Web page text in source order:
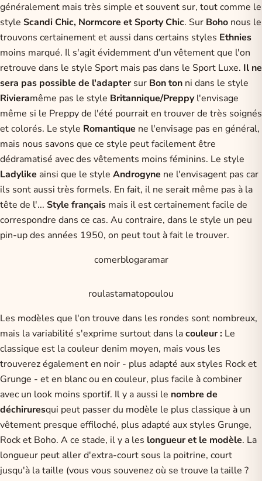
généralement mais très simple et souvent sur, tout comme le
style Scandi Chic, Normcore et Sporty Chic. Sur Boho nous le
trouvons certainement et aussi dans certains styles Ethnies
moins marqué. Il s'agit évidemment d'un vêtement que l'on
retrouve dans le style Sport mais pas dans le Sport Luxe. Il ne
sera pas possible de l'adaptersur Bon ton ni dans le style
Rivieramême pas le style Britannique/Preppyl'envisage
même si le Preppy de l'été pourrait en trouver de très soignés
et colorés. Le style Romantique ne l'envisage pas en général,
mais nous savons que ce style peut facilement être
dédramatisé avec des vêtements moins féminins. Le style
Ladylike ainsi que le style Androgyne ne l'envisagent pas car
ils sont aussi très formels. En fait, il ne serait même pas à la
tête de l'... Style français mais il est certainement facile de
correspondre dans ce cas. Au contraire, dans le style un peu
pin-up des années 1950, on peut tout à fait le trouver.
comerblogaramar
roulastamatopoulou
Les modèles que l'on trouve dans les rondes sont nombreux,
mais la variabilité s'exprime surtout dans lacouleur : Le
classique est la couleur denim moyen, mais vous les
trouverez également en noir - plus adapté aux styles Rock et
Grunge - et en blanc ou en couleur, plus facile à combiner
avec un look moins sportif. Il y a aussi le nombre de
déchiruresqui peut passer du modèle le plus classique à un
vêtement presque effiloché, plus adapté aux styles Grunge,
Rock et Boho. A ce stade, il y a les longueur et le modèle. La
longueur peut aller d'extra-court sous la poitrine, court
jusqu'à la taille (vous vous souvenez où se trouve la taille ?